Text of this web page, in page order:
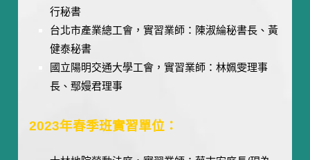
行秘書
台北市產業總工會，實習業師：陳淑綸秘書長、黃
健泰秘書
國立陽明交通大學工會，實習業師：林姵雯理事
長、鄢嫚君理事
2023年春季班實習單位：